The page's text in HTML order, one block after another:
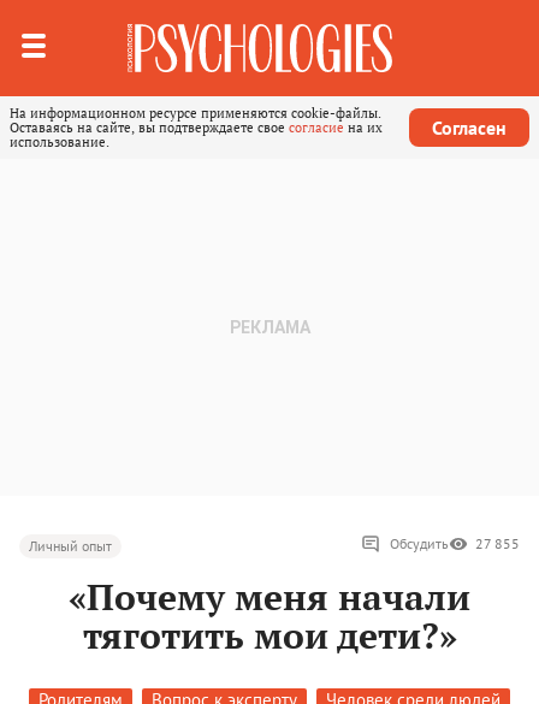
На информационном ресурсе применяются cookie-файлы.
Оставаясь на сайте, вы подтверждаете свое согласие на их
использование.
Согласен
Личный опыт Обсудить 27 855
«Почему меня начали
тяготить мои дети?»